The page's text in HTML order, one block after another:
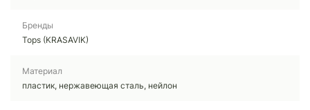
Бренды
Tops (KRASAVIK)
Материал
пластик, нержавеющая сталь, нейлон